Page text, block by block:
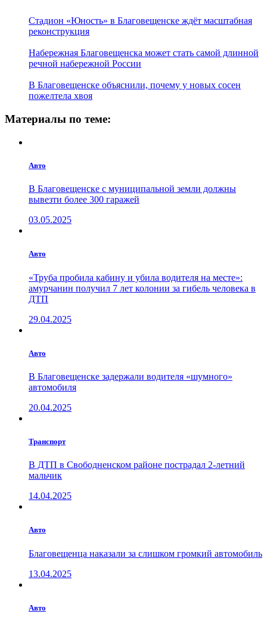
Стадион «Юность» в Благовещенске ждёт масштабная
реконструкция
Набережная Благовещенска может стать самой длинной
речной набережной России
В Благовещенске объяснили, почему у новых сосен
пожелтела хвоя
Материалы по теме:
Авто
В Благовещенске с муниципальной земли должны
вывезти более 300 гаражей
03.05.2025
Авто
«Труба пробила кабину и убила водителя на месте»:
амурчанин получил 7 лет колонии за гибель человека в
ДТП
29.04.2025
Авто
В Благовещенске задержали водителя «шумного»
автомобиля
20.04.2025
Транспорт
В ДТП в Свободненском районе пострадал 2-летний
мальчик
14.04.2025
Авто
Благовещенца наказали за слишком громкий автомобиль
13.04.2025
Авто